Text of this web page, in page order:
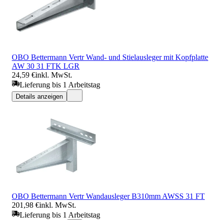
OBO Bettermann Vertr Wand- und Stielausleger mit Kopfplatte
AW 30 31 FTK LGR
24,59 €inkl. MwSt.
Lieferung bis 1 Arbeitstag
Details anzeigen
OBO Bettermann Vertr Wandausleger B310mm AWSS 31 FT
201,98 €inkl. MwSt.
Lieferung bis 1 Arbeitstag